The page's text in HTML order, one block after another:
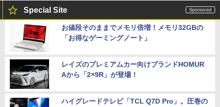
Special Site
お値段そのままでメモリ倍増！メモリ32GBの
「お得なゲーミングノート」
レイズのプレミアムカー向けブランドHOMUR
Aから「2×9R」が登場！
ハイグレードテレビ「TCL Q7D Pro」。圧巻の